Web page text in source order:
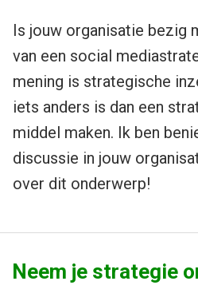
Is jouw organisatie bezig
van een social
mening is strategische
iets anders is dan een
middel maken. Ik ben
discussie in jouw
over dit onderwerp!
Neem je strategie